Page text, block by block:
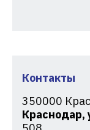
Контакты
350000
Краснодар,